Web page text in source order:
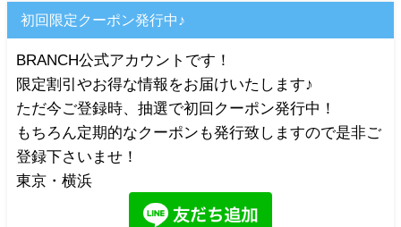
初回限定クーポン発行中♪
BRANCH公式アカウントです！
限定割引やお得な情報をお届けいたします♪
ただ今ご登録時、抽選で初回クーポン発行中！
もちろん定期的なクーポンも発行致しますので是非ご
登録下さいませ！
東京・横浜